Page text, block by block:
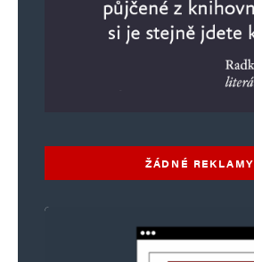
ŽÁDNÉ REKLAMY